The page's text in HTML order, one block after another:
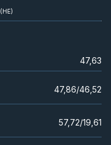
47,63
47,86/46,52
57,72/19,61